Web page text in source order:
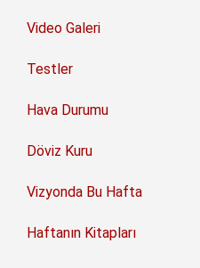
Video Galeri
Testler
Hava Durumu
Döviz Kuru
Vizyonda Bu Hafta
Haftanın Kitapları